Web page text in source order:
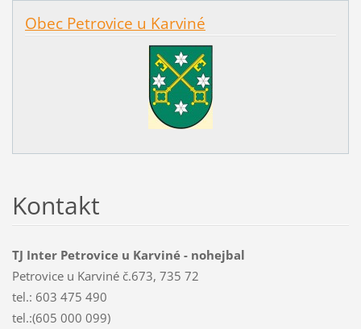
Obec Petrovice u Karviné
Kontakt
TJ Inter Petrovice u Karviné - nohejbal
Petrovice u Karviné č.673, 735 72
tel.: 603 475 490
tel.:(605 000 099)